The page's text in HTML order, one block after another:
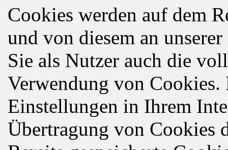
Cookies werden auf dem
und von diesem an
Sie als Nutzer auch die
Verwendung von
Einstellungen in Ihrem
Übertragung von Cookies